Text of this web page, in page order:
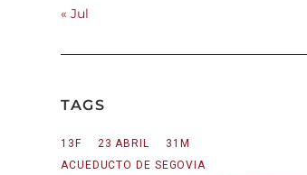
« Jul
TAGS
13F 23 ABRIL
31M
ACUEDUCTO DE SEGOVIA